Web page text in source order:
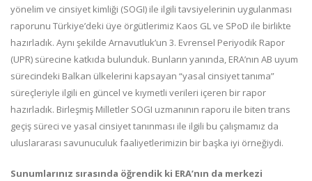
yönelim ve cinsiyet kimliği (SOGI) ile ilgili tavsiyelerinin uygulanması
raporunu Türkiye’deki üye örgütlerimiz Kaos GL ve SPoD ile birlikte
hazırladık. Aynı şekilde Arnavutluk’un 3. Evrensel Periyodik Rapor
(UPR) sürecine katkıda bulunduk. Bunların yanında, ERA’nın AB uyum
sürecindeki Balkan ülkelerini kapsayan “yasal cinsiyet tanıma”
süreçleriyle ilgili en güncel ve kıymetli verileri içeren bir rapor
hazırladık. Birleşmiş Milletler SOGI uzmanının raporu ile biten trans
geçiş süreci ve yasal cinsiyet tanınması ile ilgili bu çalışmamız da
uluslararası savunuculuk faaliyetlerimizin bir başka iyi örneğiydi.
Sunumlarınız sırasında öğrendik ki ERA’nın da merkezi